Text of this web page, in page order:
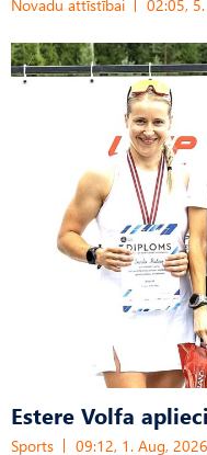
Novadu attīstībai 02:05,
Estere Volfa
Sports 09:12, 1. Aug, 2026